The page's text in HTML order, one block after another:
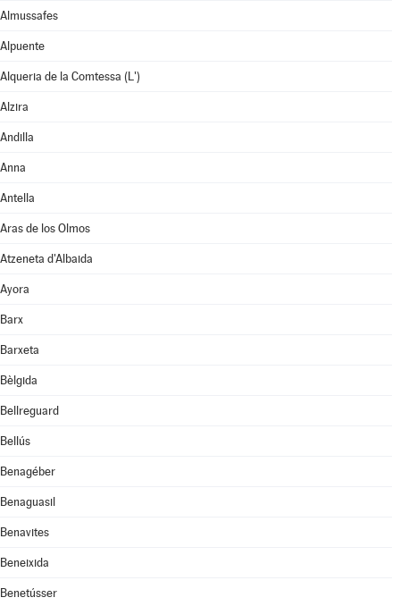
Almussafes
Alpuente
Alqueria de la Comtessa (L')
Alzira
Andilla
Anna
Antella
Aras de los Olmos
Atzeneta d'Albaida
Ayora
Barx
Barxeta
Bèlgida
Bellreguard
Bellús
Benagéber
Benaguasil
Benavites
Beneixida
Benetússer